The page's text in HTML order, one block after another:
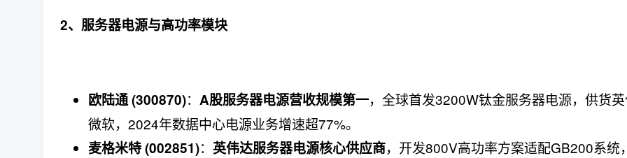
2、 服务器电源与高功率模块
欧陆通 (300870)​​：​ A股服务器电源营收规模第一，全球首发3200W钛金服务器电源，供货
微软，2024年数据中心电源业务增速超77%。
麦格米特 (002851)​​：​ 英伟达服务器电源核心供应商，开发800V高功率方案适配GB200系统